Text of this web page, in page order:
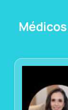
Médicos